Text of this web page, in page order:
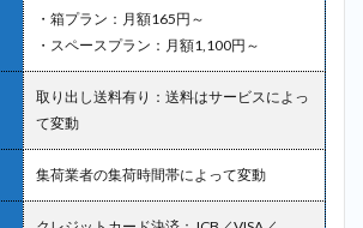
・箱プラン：月額165円～
・スペースプラン：月額1,100円～
取り出し送料有り：送料はサービスによっ
て変動
集荷業者の集荷時間帯によって変動